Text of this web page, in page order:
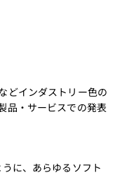
どインダストリー色の
品・サービスでの発表
に、あらゆるソフト